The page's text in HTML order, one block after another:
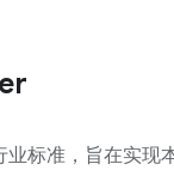
业标准，旨在实现